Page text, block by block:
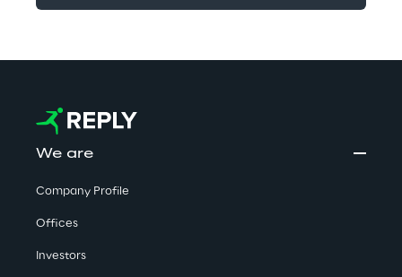
We are
Company Profile
Offices
Investors